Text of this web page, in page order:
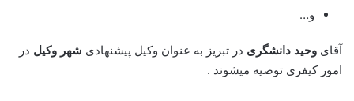
و…
آقای وحید دانشگری در تبریز به عنوان وکیل پیشنهادی شهر وکیل در
امور کیفری توصیه میشوند .